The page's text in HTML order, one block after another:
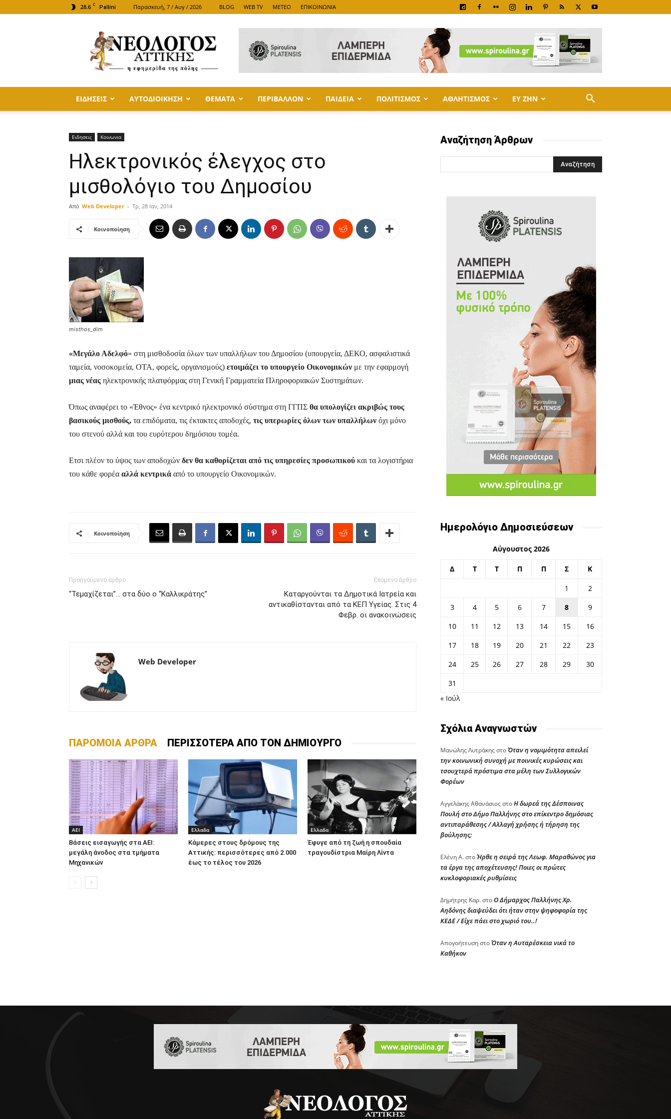
28.6 C Pallini Παρασκευή, 7 / Αυγ / 2026 BLOG WEB TV METEO ΕΠΙΚΟΙΝΩΝΙΑ
ΑΤΤΙΚΗΣ
ΕΙΔΗΣΕΙΣ ΑΥΤΟΔΙΟΙΚΗΣΗ ΘΕΜΑΤΑ ΠΕΡΙΒΑΛΛΟΝ ΠΑΙΔΕΙΑ ΠΟΛΙΤΙΣΜΟΣ ΑΘΛΗΤΙΣΜΟΣ ΕΥ ΖΗΝ
Ειδησεις Κοινωνια
Ηλεκτρονικός έλεγχος στο
μισθολόγιο του Δημοσίου
Από Web Developer - Τρ, 28 Ιαν, 2014
Κοινοποίηση
misthos_dim
«Μεγάλο Αδελφό» στη μισθοδοσία όλων των υπαλλήλων του Δημοσίου (υπουργεία, ΔΕΚΟ, ασφαλιστικά
ταμεία, νοσοκομεία, ΟΤΑ, φορείς, οργανισμούς) ετοιμάζει το υπουργείο Οικονομικών με την εφαρμογή
μιας νέας ηλεκτρονικής πλατφόρμας στη Γενική Γραμματεία Πληροφοριακών Συστημάτων.
Όπως αναφέρει το «Έθνος» ένα κεντρικό ηλεκτρονικό σύστημα στη ΓΓΠΣ θα υπολογίζει ακριβώς τους
βασικούς μισθούς, τα επιδόματα, τις έκτακτες αποδοχές, τις υπερωρίες όλων των υπαλλήλων όχι μόνο
του στενού αλλά και του ευρύτερου δημόσιου τομέα.
Ετσι πλέον το ύψος των αποδοχών δεν θα καθορίζεται από τις υπηρεσίες προσωπικού και τα λογιστήρια
του κάθε φορέα αλλά κεντρικά από το υπουργείο Οικονομικών.
Κοινοποίηση
Προηγούμενο άρθρο
“Τεμαχίζεται”… στα δύο ο “Καλλικράτης”
Επόμενο άρθρο
Καταργούνται τα Δημοτικά Ιατρεία και
αντικαθίστανται από τα ΚΕΠ Υγείας. Στις 4
Φεβρ. οι ανακοινώσεις
Web Developer
ΠΑΡΟΜΟΙΑ ΑΡΘΡΑ ΠΕΡΙΣΣΟΤΕΡΑ ΑΠΟ ΤΟΝ ΔΗΜΙΟΥΡΓΟ
ΑΕΙ
Βάσεις εισαγωγής στα ΑΕΙ:
μεγάλη άνοδος στα τμήματα
Μηχανικών
Ελλαδα
Κάμερες στους δρόμους της
Αττικής: περισσότερες από 2.000
έως το τέλος του 2026
Ελλαδα
Έφυγε από τη ζωή η σπουδαία
τραγουδίστρια Μαίρη Λίντα
Αναζήτηση Άρθρων
Ημερολόγιο Δημοσιεύσεων
Αύγουστος 2026
Δ Τ Τ Π Π Σ Κ
1
2
3
4 5 6 7 8
9
10
11 12 13 14 15
16
17
18 19 20 21 22
23
24
25 26 27 28 29
30
31
« Ιούλ
Σχόλια Αναγνωστών
Μανώλης ΛυτράκηςστοΌταν η νομιμότητα απειλεί
την κοινωνική συνοχή με ποινικές κυρώσεις και
τσουχτερά πρόστιμα στα μέλη των Συλλογικών
Φορέων
Αγγελάκης ΑθανάσιοςστοΗ δωρεά της Δέσποινας
Πουλή στο Δήμο Παλλήνης στο επίκεντρο δημόσιας
αντιπαράθεσης / Αλλαγή χρήσης ή τήρηση της
βούλησης;
Ελένη Α.στοΉρθε η σειρά της Λεωφ. Μαραθώνος για
τα έργα της αποχέτευσης! Ποιες οι πρώτες
κυκλοφοριακές ρυθμίσεις
Δημήτρης Καρ.στοΟ Δήμαρχος Παλλήνης Χρ.
Αηδόνης διαψεύδει ότι ήταν στην ψηφοφορία της
ΚΕΔΕ / Είχε πάει στο χωριό του..!
ΑπογοήτευσηστοΌταν η Αυταρέσκεια νικά το
Καθήκον